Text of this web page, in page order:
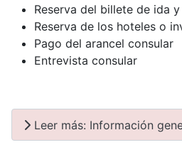
Reserva del billete de ida
Reserva de los hoteles o
Pago del arancel consular
Entrevista consular
Leer más: Información